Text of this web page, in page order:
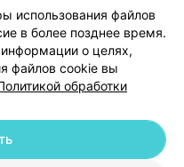
cookie
данных
| 220012, Республика Беларусь,
использования файлов
в более позднее время.
о целях,
файлов cookie вы
обработки